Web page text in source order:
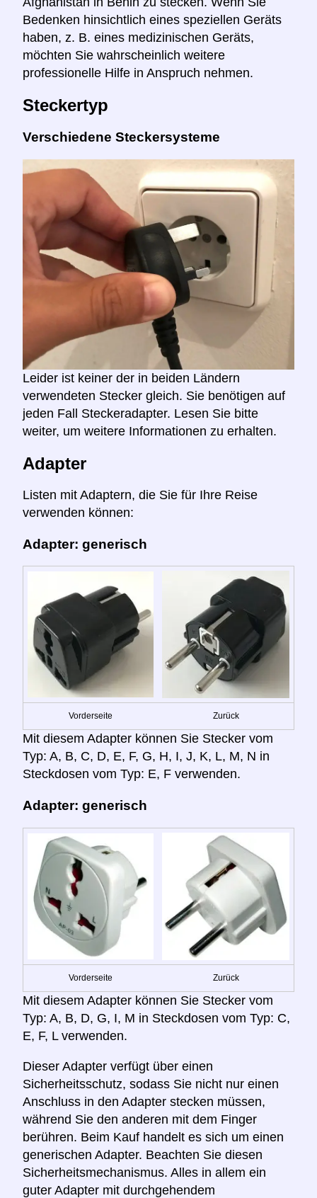
Bedenken hinsichtlich eines speziellen Geräts
haben, z. B. eines medizinischen Geräts,
möchten Sie wahrscheinlich weitere
professionelle Hilfe in Anspruch nehmen.
Steckertyp
Verschiedene Steckersysteme
Leider ist keiner der in beiden Ländern
verwendeten Stecker gleich. Sie benötigen auf
jeden Fall Steckeradapter. Lesen Sie bitte
weiter, um weitere Informationen zu erhalten.
Adapter
Listen mit Adaptern, die Sie für Ihre Reise
verwenden können:
Adapter: generisch
Vorderseite Zurück
Mit diesem Adapter können Sie Stecker vom
Typ: A, B, C, D, E, F, G, H, I, J, K, L, M, N in
Steckdosen vom Typ: E, F verwenden.
Adapter: generisch
Vorderseite Zurück
Mit diesem Adapter können Sie Stecker vom
Typ: A, B, D, G, I, M in Steckdosen vom Typ: C,
E, F, L verwenden.
Dieser Adapter verfügt über einen
Sicherheitsschutz, sodass Sie nicht nur einen
Anschluss in den Adapter stecken müssen,
während Sie den anderen mit dem Finger
berühren. Beim Kauf handelt es sich um einen
generischen Adapter. Beachten Sie diesen
Sicherheitsmechanismus. Alles in allem ein
guter Adapter mit durchgehendem